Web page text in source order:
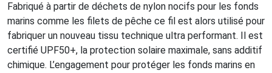
Fabriqué à partir de déchets de nylon nocifs pour les fonds
marins comme les filets de pêche ce fil est alors utilisé pour
fabriquer un nouveau tissu technique ultra performant. Il est
certifié UPF50+, la protection solaire maximale, sans additif
chimique. L’engagement pour protéger les fonds marins en